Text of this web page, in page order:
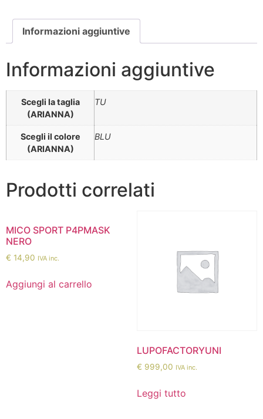
Informazioni aggiuntive
Informazioni aggiuntive
Scegli la taglia
(ARIANNA)
TU
Scegli il colore
(ARIANNA)
BLU
Prodotti correlati
MICO SPORT P4PMASK
NERO
€ 14,90 IVA inc.
Aggiungi al carrello
LUPOFACTORYUNI
€ 999,00 IVA inc.
Leggi tutto